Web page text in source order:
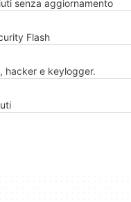
senza aggiornamento
Flash
hacker e keylogger.